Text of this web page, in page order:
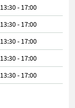
13:30 - 17:00
13:30 - 17:00
13:30 - 17:00
13:30 - 17:00
13:30 - 17:00